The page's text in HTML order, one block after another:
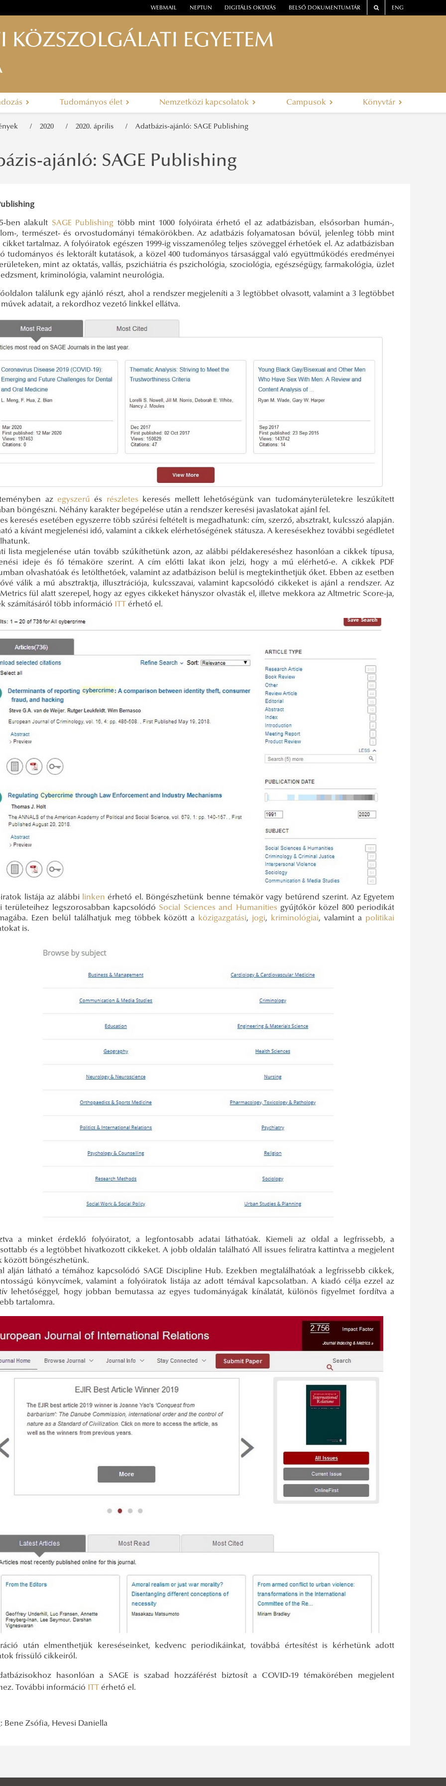
WEBMAIL NEPTUN DIGITÁLIS OKTATÁS BELSŐ DOKUMENTUMTÁR ENG
KÖZSZOLGÁLATI EGYETEM
Tudományos élet Nemzetközi kapcsolatok Campusok Könyvtár
2020 2020. április Adatbázis-ajánló: SAGE Publishing
ajánló: SAGE Publishing
ben alakult SAGE Publishing több mint 1000 folyóirata érhető el az adatbázisban, elsősorban humán-,
, természet- és orvostudományi témakörökben. Az adatbázis folyamatosan bővül, jelenleg több mint
cikket tartalmaz. A folyóiratok egészen 1999-ig visszamenőleg teljes szöveggel érhetőek el. Az adatbázisban
tudományos és lektorált kutatások, a közel 400 tudományos társasággal való együttműködés eredményei
mint az oktatás, vallás, pszichiátria és pszichológia, szociológia, egészségügy, farmakológia, üzlet
kriminológia, valamint neurológia.
találunk egy ajánló részt, ahol a rendszer megjeleníti a 3 legtöbbet olvasott, valamint a 3 legtöbbet
adatait, a rekordhoz vezető linkkel ellátva.
azegyszerű és részleteskeresés mellett lehetőségünk van tudományterületekre leszűkített
böngészni. Néhány karakter begépelése után a rendszer keresési javaslatokat ajánl fel.
keresés esetében egyszerre több szűrési feltételt is megadhatunk: cím, szerző, absztrakt, kulcsszó alapján.
a kívánt megjelenési idő, valamint a cikkek elérhetőségének státusza. A keresésekhez további segédletet
lista megjelenése után tovább szűkíthetünk azon, az alábbi példakereséshez hasonlóan a cikkek típusa,
ideje és fő témaköre szerint. A cím előtti lakat ikon jelzi, hogy a mű elérhető-e. A cikkek PDF
olvashatóak és letölthetőek, valamint az adatbázison belül is megtekinthetjük őket. Ebben az esetben
válik a mű absztraktja, illusztrációja, kulcsszavai, valamint kapcsolódó cikkeket is ajánl a rendszer. Az
fül alatt szerepel, hogy az egyes cikkeket hányszor olvasták el, illetve mekkora az Altmetric Score-ja,
számításáról több információ
érhető el.
listája az alábbi linken érhető el. Böngészhetünk benne témakör vagy betűrend szerint. Az Egyetem
területeihez legszorosabban kapcsolódó Social Sciences and Humanitiesgyűjtőkör közel 800 periodikát
Ezen belül találhatjuk meg többek között a közigazgatási, jogi, kriminológiai, valamint a politikai
is.
a minket érdeklő folyóiratot, a legfontosabb adatai láthatóak. Kiemeli az oldal a legfrissebb, a
és a legtöbbet hivatkozott cikkeket. A jobb oldalán található All issues feliratra kattintva a megjelent
között böngészhetünk.
alján látható a témához kapcsolódó SAGE Discipline Hub. Ezekben megtalálhatóak a legfrissebb cikkek,
könyvcímek, valamint a folyóiratok listája az adott témával kapcsolatban. A kiadó célja ezzel az
lehetőséggel, hogy jobban bemutassa az egyes tudományágak kínálatát, különös figyelmet fordítva a
tartalomra.
után elmenthetjük kereséseinket, kedvenc periodikáinkat, továbbá értesítést is kérhetünk adott
frissülő cikkeiről.
hasonlóan a SAGE is szabad hozzáférést biztosít a COVID-19 témakörében megjelent
További információ
érhető el.
Bene Zsófia, Hevesi Daniella